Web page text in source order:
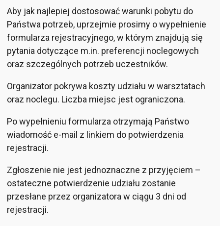
Aby jak najlepiej dostosować warunki pobytu do
Państwa potrzeb, uprzejmie prosimy o wypełnienie
formularza rejestracyjnego, w którym znajdują się
pytania dotyczące m.in. preferencji noclegowych
oraz szczególnych potrzeb uczestników.
Organizator pokrywa koszty udziału w warsztatach
oraz noclegu. Liczba miejsc jest ograniczona.
Po wypełnieniu formularza otrzymają Państwo
wiadomość e-mail z linkiem do potwierdzenia
rejestracji.
Zgłoszenie nie jest jednoznaczne z przyjęciem –
ostateczne potwierdzenie udziału zostanie
przesłane przez organizatora w ciągu 3 dni od
rejestracji.